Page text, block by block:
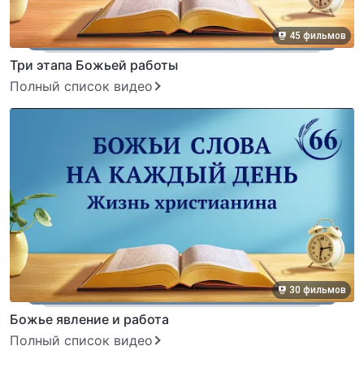
45 фильмов
Три этапа Божьей работы
Полный список видео
30 фильмов
Божье явление и работа
Полный список видео